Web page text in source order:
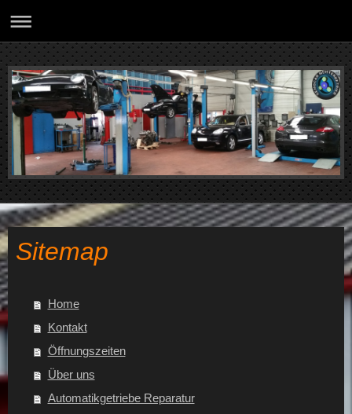
Sitemap
Home
Kontakt
Öffnungszeiten
Über uns
Automatikgetriebe Reparatur